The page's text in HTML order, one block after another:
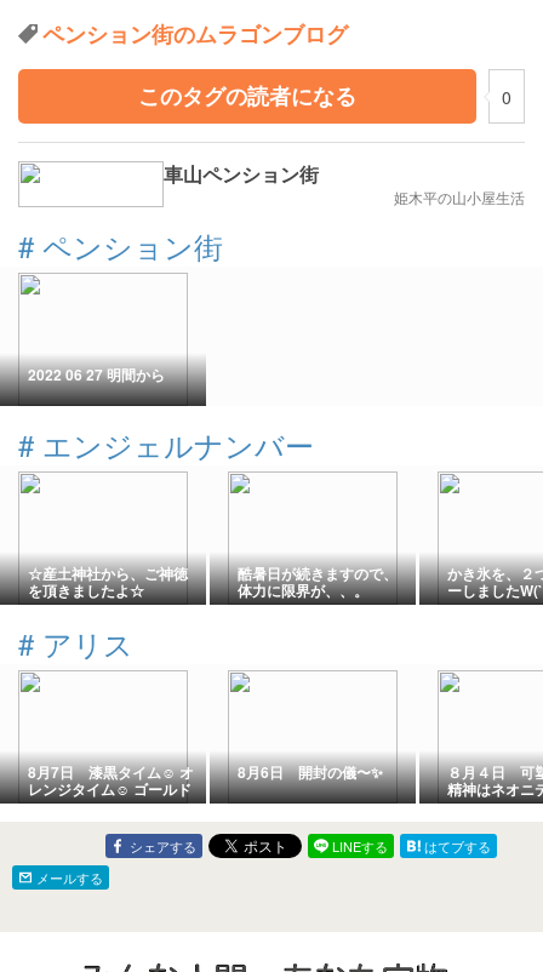
ペンション街のムラゴンブログ
このタグの読者になる
0
車山ペンション街
姫木平の山小屋生活
# ペンション街
2022 06 27 明間から
# エンジェルナンバー
☆産土神社から、ご神徳
を頂きましたよ☆
酷暑日が続きますので、
体力に限界が、、。
かき氷を、２
ーしました
# アリス
8月7日 漆黒タイム☺️ オ
レンジタイム☺️ ゴールド
タイム😂
8月6日 開封の儀〜✨ ８月４日 可
精神はネオニ
るかと我田引
モノ好きな我
理矢理結びつ
シェアする LINEする
はてブする
メールする